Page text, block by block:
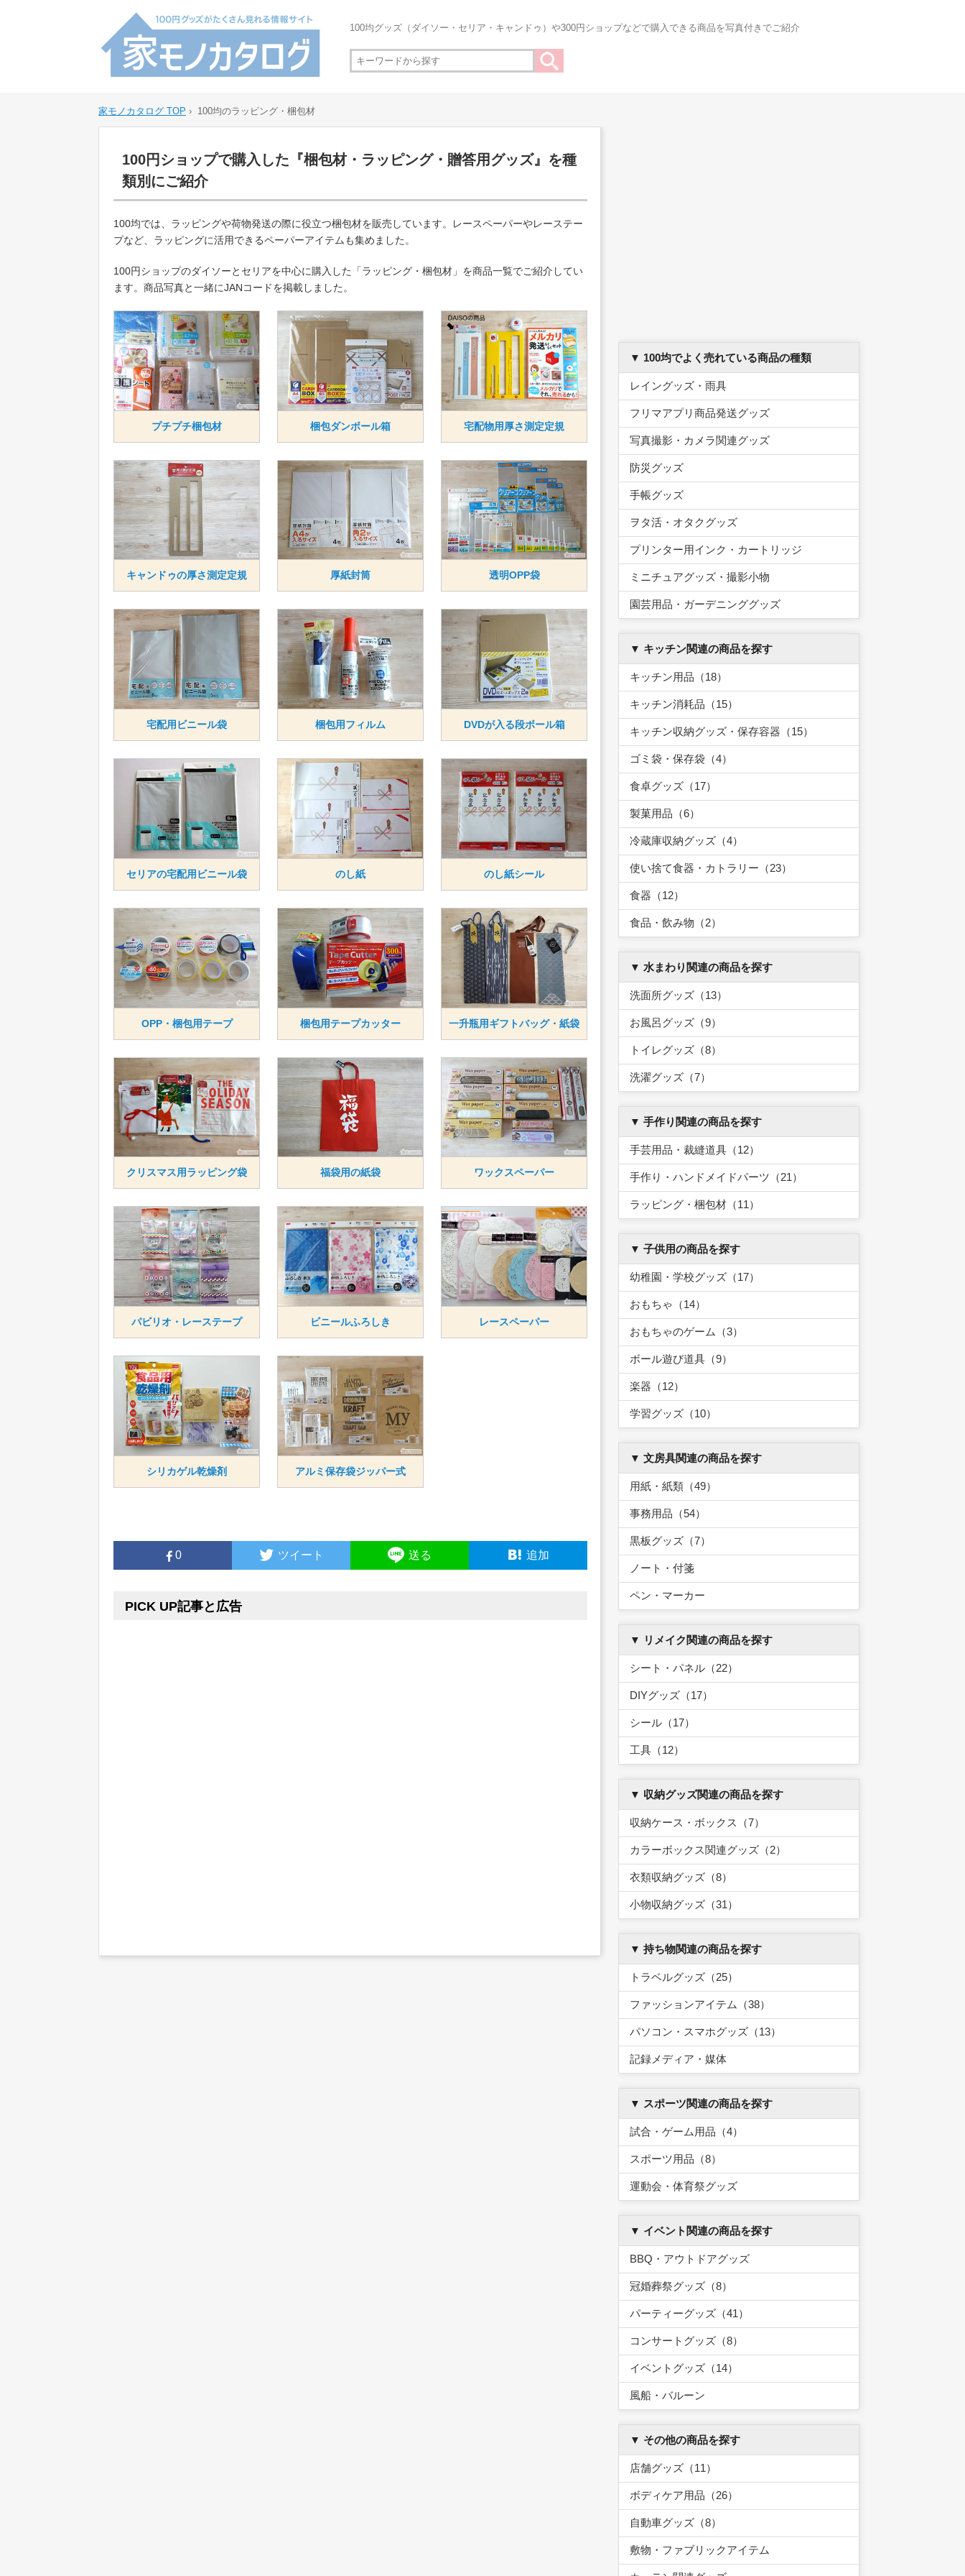
100均グッズ（ダイソー・セリア・キャンドゥ）や300円ショップなどで購入できる商品を写真付きでご紹介
家モノカタログ TOP › 100均のラッピング・梱包材
100円ショップで購入した『梱包材・ラッピング・贈答用グッズ』を種
類別にご紹介
100均では、ラッピングや荷物発送の際に役立つ梱包材を販売しています。レースペーパーやレーステー
プなど、ラッピングに活用できるペーパーアイテムも集めました。
100円ショップのダイソーとセリアを中心に購入した「ラッピング・梱包材」を商品一覧でご紹介してい
ます。商品写真と一緒にJANコードを掲載しました。
プチプチ梱包材 梱包ダンボール箱 宅配物用厚さ測定定規
キャンドゥの厚さ測定定規 厚紙封筒 透明OPP袋
宅配用ビニール袋 梱包用フィルム DVDが入る段ボール箱
セリアの宅配用ビニール袋 のし紙 のし紙シール
OPP・梱包用テープ 梱包用テープカッター 一升瓶用ギフトバッグ・紙袋
クリスマス用ラッピング袋 福袋用の紙袋 ワックスペーパー
パビリオ・レーステープ ビニールふろしき レースペーパー
シリカゲル乾燥剤 アルミ保存袋ジッパー式
0 ツイート 送る 追加
PICK UP記事と広告
▼ 100均でよく売れている商品の種類
レイングッズ・雨具
フリマアプリ商品発送グッズ
写真撮影・カメラ関連グッズ
防災グッズ
手帳グッズ
ヲタ活・オタクグッズ
プリンター用インク・カートリッジ
ミニチュアグッズ・撮影小物
園芸用品・ガーデニンググッズ
▼ キッチン関連の商品を探す
キッチン用品（18）
キッチン消耗品（15）
キッチン収納グッズ・保存容器（15）
ゴミ袋・保存袋（4）
食卓グッズ（17）
製菓用品（6）
冷蔵庫収納グッズ（4）
使い捨て食器・カトラリー（23）
食器（12）
食品・飲み物（2）
▼ 水まわり関連の商品を探す
洗面所グッズ（13）
お風呂グッズ（9）
トイレグッズ（8）
洗濯グッズ（7）
▼ 手作り関連の商品を探す
手芸用品・裁縫道具（12）
手作り・ハンドメイドパーツ（21）
ラッピング・梱包材（11）
▼ 子供用の商品を探す
幼稚園・学校グッズ（17）
おもちゃ（14）
おもちゃのゲーム（3）
ボール遊び道具（9）
楽器（12）
学習グッズ（10）
▼ 文房具関連の商品を探す
用紙・紙類（49）
事務用品（54）
黒板グッズ（7）
ノート・付箋
ペン・マーカー
▼ リメイク関連の商品を探す
シート・パネル（22）
DIYグッズ（17）
シール（17）
工具（12）
▼ 収納グッズ関連の商品を探す
収納ケース・ボックス（7）
カラーボックス関連グッズ（2）
衣類収納グッズ（8）
小物収納グッズ（31）
▼ 持ち物関連の商品を探す
トラベルグッズ（25）
ファッションアイテム（38）
パソコン・スマホグッズ（13）
記録メディア・媒体
▼ スポーツ関連の商品を探す
試合・ゲーム用品（4）
スポーツ用品（8）
運動会・体育祭グッズ
▼ イベント関連の商品を探す
BBQ・アウトドアグッズ
冠婚葬祭グッズ（8）
パーティーグッズ（41）
コンサートグッズ（8）
イベントグッズ（14）
風船・バルーン
▼ その他の商品を探す
店舗グッズ（11）
ボディケア用品（26）
自動車グッズ（8）
敷物・ファブリックアイテム